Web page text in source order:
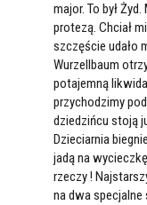
major. To był
protezą. Chciał
szczęście udało
Wurzellbaum
potajemną
przychodzimy
dziedzińcu stoją
Dzieciarnia
jadą na
rzeczy !
na dwa specjalne